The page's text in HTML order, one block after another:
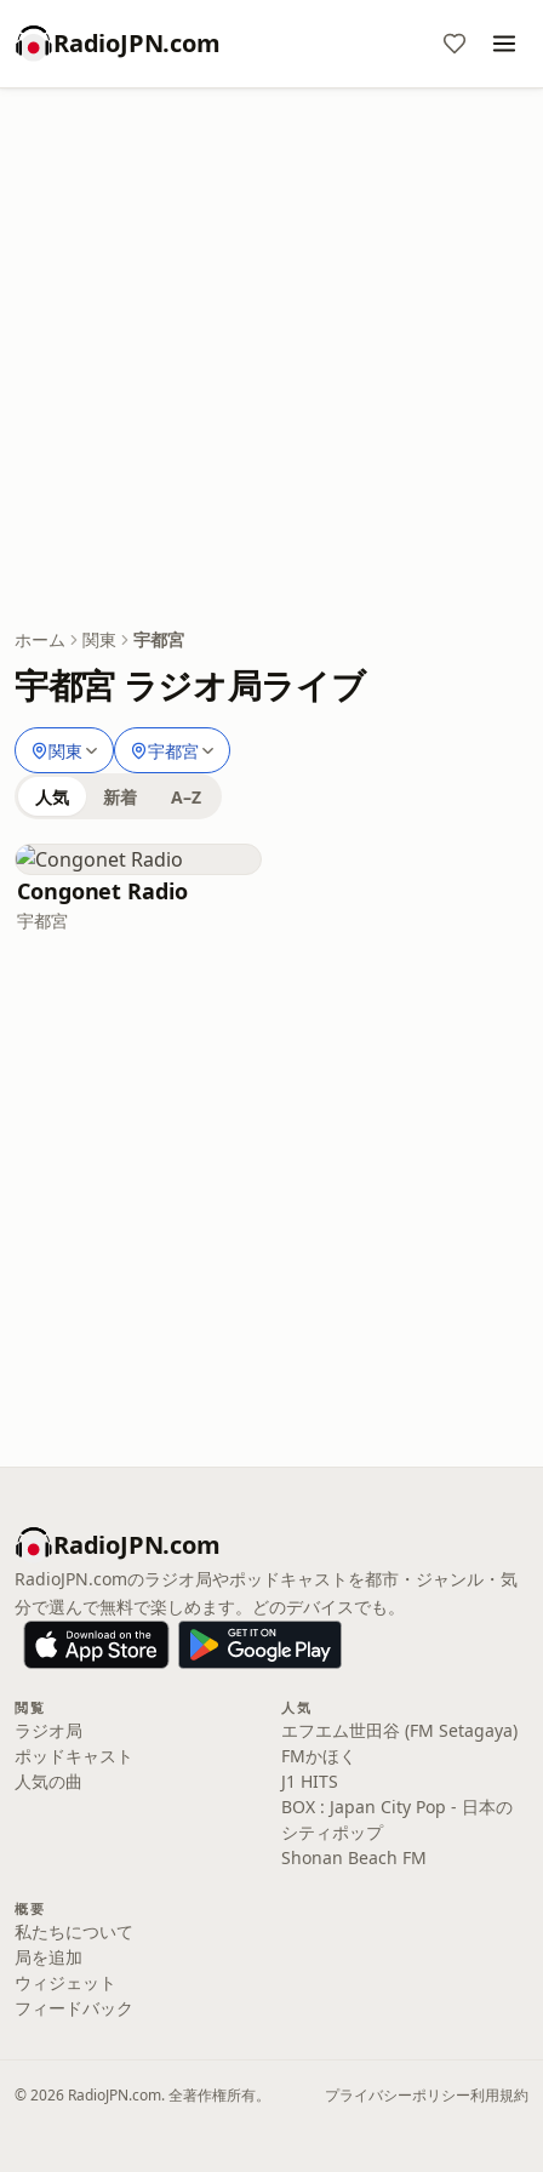
RadioJPN.com
ホーム 関東 宇都宮
宇都宮 ラジオ局ライブ
関東 宇都宮
人気 新着 A–Z
Congonet Radio
宇都宮
RadioJPN.com
RadioJPN.comのラジオ局やポッドキャストを都市・ジャンル・気
分で選んで無料で楽しめます。どのデバイスでも。
閲覧
ラジオ局
ポッドキャスト
人気の曲
人気
エフエム世田谷 (FM Setagaya)
FMかほく
J1 HITS
BOX : Japan City Pop - 日本の
シティポップ
Shonan Beach FM
概要
私たちについて
局を追加
ウィジェット
フィードバック
© 2026 RadioJPN.com. 全著作権所有。 プライバシーポリシー利用規約